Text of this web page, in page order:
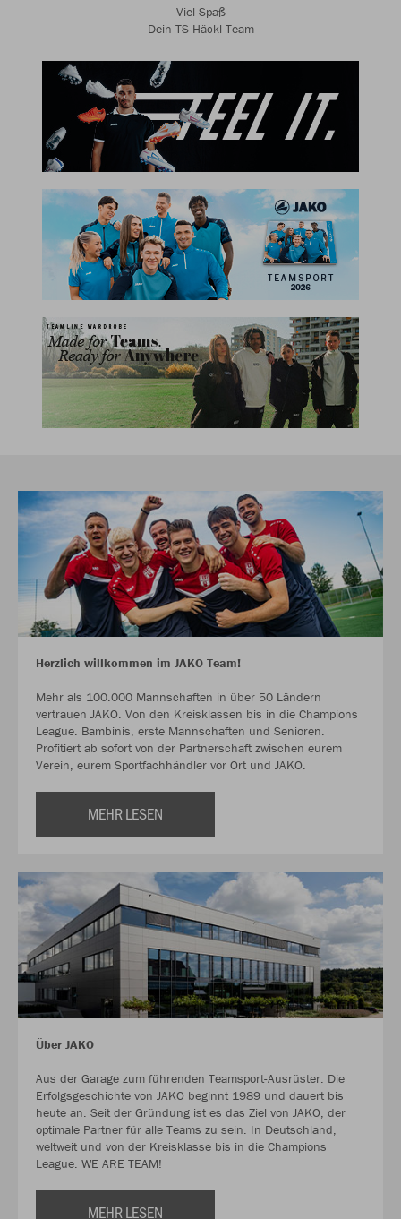
Viel Spaß
Dein TS-Häckl Team
Herzlich willkommen im JAKO Team!
Mehr als 100.000 Mannschaften in über 50 Ländern
vertrauen JAKO. Von den Kreisklassen bis in die Champions
League. Bambinis, erste Mannschaften und Senioren.
Profitiert ab sofort von der Partnerschaft zwischen eurem
Verein, eurem Sportfachhändler vor Ort und JAKO.
MEHR LESEN
Über JAKO
Aus der Garage zum führenden Teamsport-Ausrüster. Die
Erfolgsgeschichte von JAKO beginnt 1989 und dauert bis
heute an. Seit der Gründung ist es das Ziel von JAKO, der
optimale Partner für alle Teams zu sein. In Deutschland,
weltweit und von der Kreisklasse bis in die Champions
League. WE ARE TEAM!
MEHR LESEN